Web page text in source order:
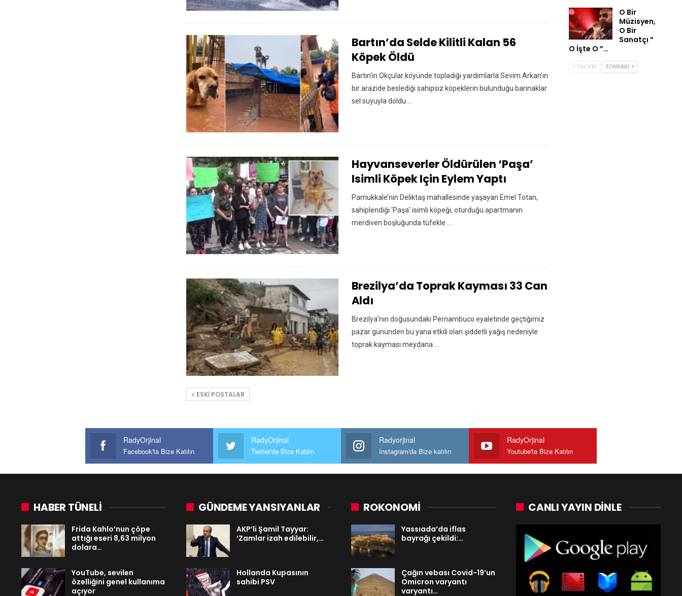
Bartın’da Selde Kilitli Kalan 56
Köpek Öldü
Bartın'ın Okçular köyünde topladığı yardımlarla Sevim Arkan’ın
bir arazide beslediği sahipsiz köpeklerin bulunduğu barınaklar
sel suyuyla doldu ...
Hayvanseverler Öldürülen ‘Paşa’
Isimli Köpek Için Eylem Yaptı
Pamukkale’nin Deliktaş mahallesinde yaşayan Emel Totan,
sahiplendiği 'Paşa' isimli köpeği, oturduğu apartmanın
merdiven boşluğunda tüfekle ...
Brezilya’da Toprak Kayması 33 Can
Aldı
Brezilya’nın doğusundaki Pernambuco eyaletinde geçtiğimiz
pazar gününden bu yana etkili olan şiddetli yağış nedeniyle
toprak kayması meydana ...
ESKI POSTALAR
O Bir
Müzisyen,
O Bir
Sanatçı ”
O İşte O ”…
ÖNCEKI SONRAKI
RadyOrjinal
Facebook'ta Bize Katılın
RadyOrjinal
Twitter'da Bize Katılın
Radyorjinal
Instagram'da Bize katılın
RadyOrjinal
Youtube'ta Bize Katılın
HABER TÜNELİ
Frida Kahlo’nun çöpe
attığı eseri 8,63 milyon
dolara…
YouTube, sevilen
özelliğini genel kullanıma
açıyor
GÜNDEME YANSIYANLAR
AKP’li Şamil Tayyar:
‘Zamlar izah edilebilir,…
Hollanda Kupasının
sahibi PSV
ROKONOMİ
Yassıada’da iflas
bayrağı çekildi:…
Çağın vebası Covid-19’un
Omicron varyantı
varyantı…
CANLI YAYIN DINLE